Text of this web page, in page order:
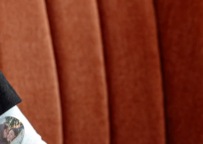
Bewertungen)
Kunden bewerten uns mit
aller Länder, in